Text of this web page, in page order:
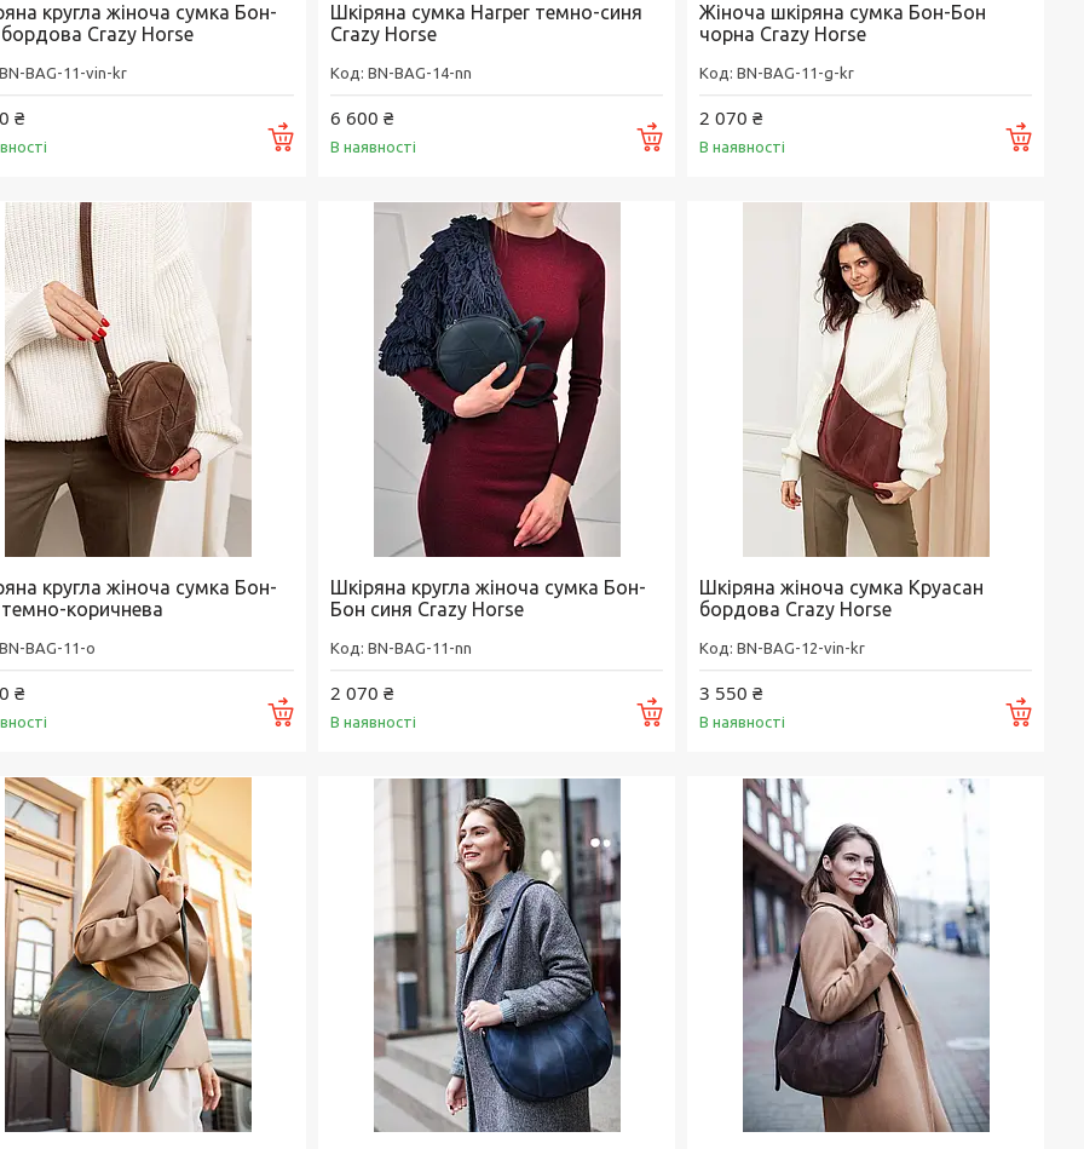
кругла жіноча сумка Бон-
Crazy Horse
BN-BAG-11-vin-kr
₴
Купити
Шкіряна сумка Harper темно-синя
Crazy Horse
BN-BAG-14-nn
6 600 ₴
В наявності Купити
Жіноча шкіряна сумка Бон-Бон
чорна Crazy Horse
BN-BAG-11-g-kr
2 070 ₴
В наявності
кругла жіноча сумка Бон-
коричнева
BN-BAG-11-o
₴
Купити
Шкіряна кругла жіноча сумка Бон-
Бон синя Crazy Horse
BN-BAG-11-nn
2 070 ₴
В наявності Купити
Шкіряна жіноча сумка Круасан
бордова Crazy Horse
BN-BAG-12-vin-kr
3 550 ₴
В наявності